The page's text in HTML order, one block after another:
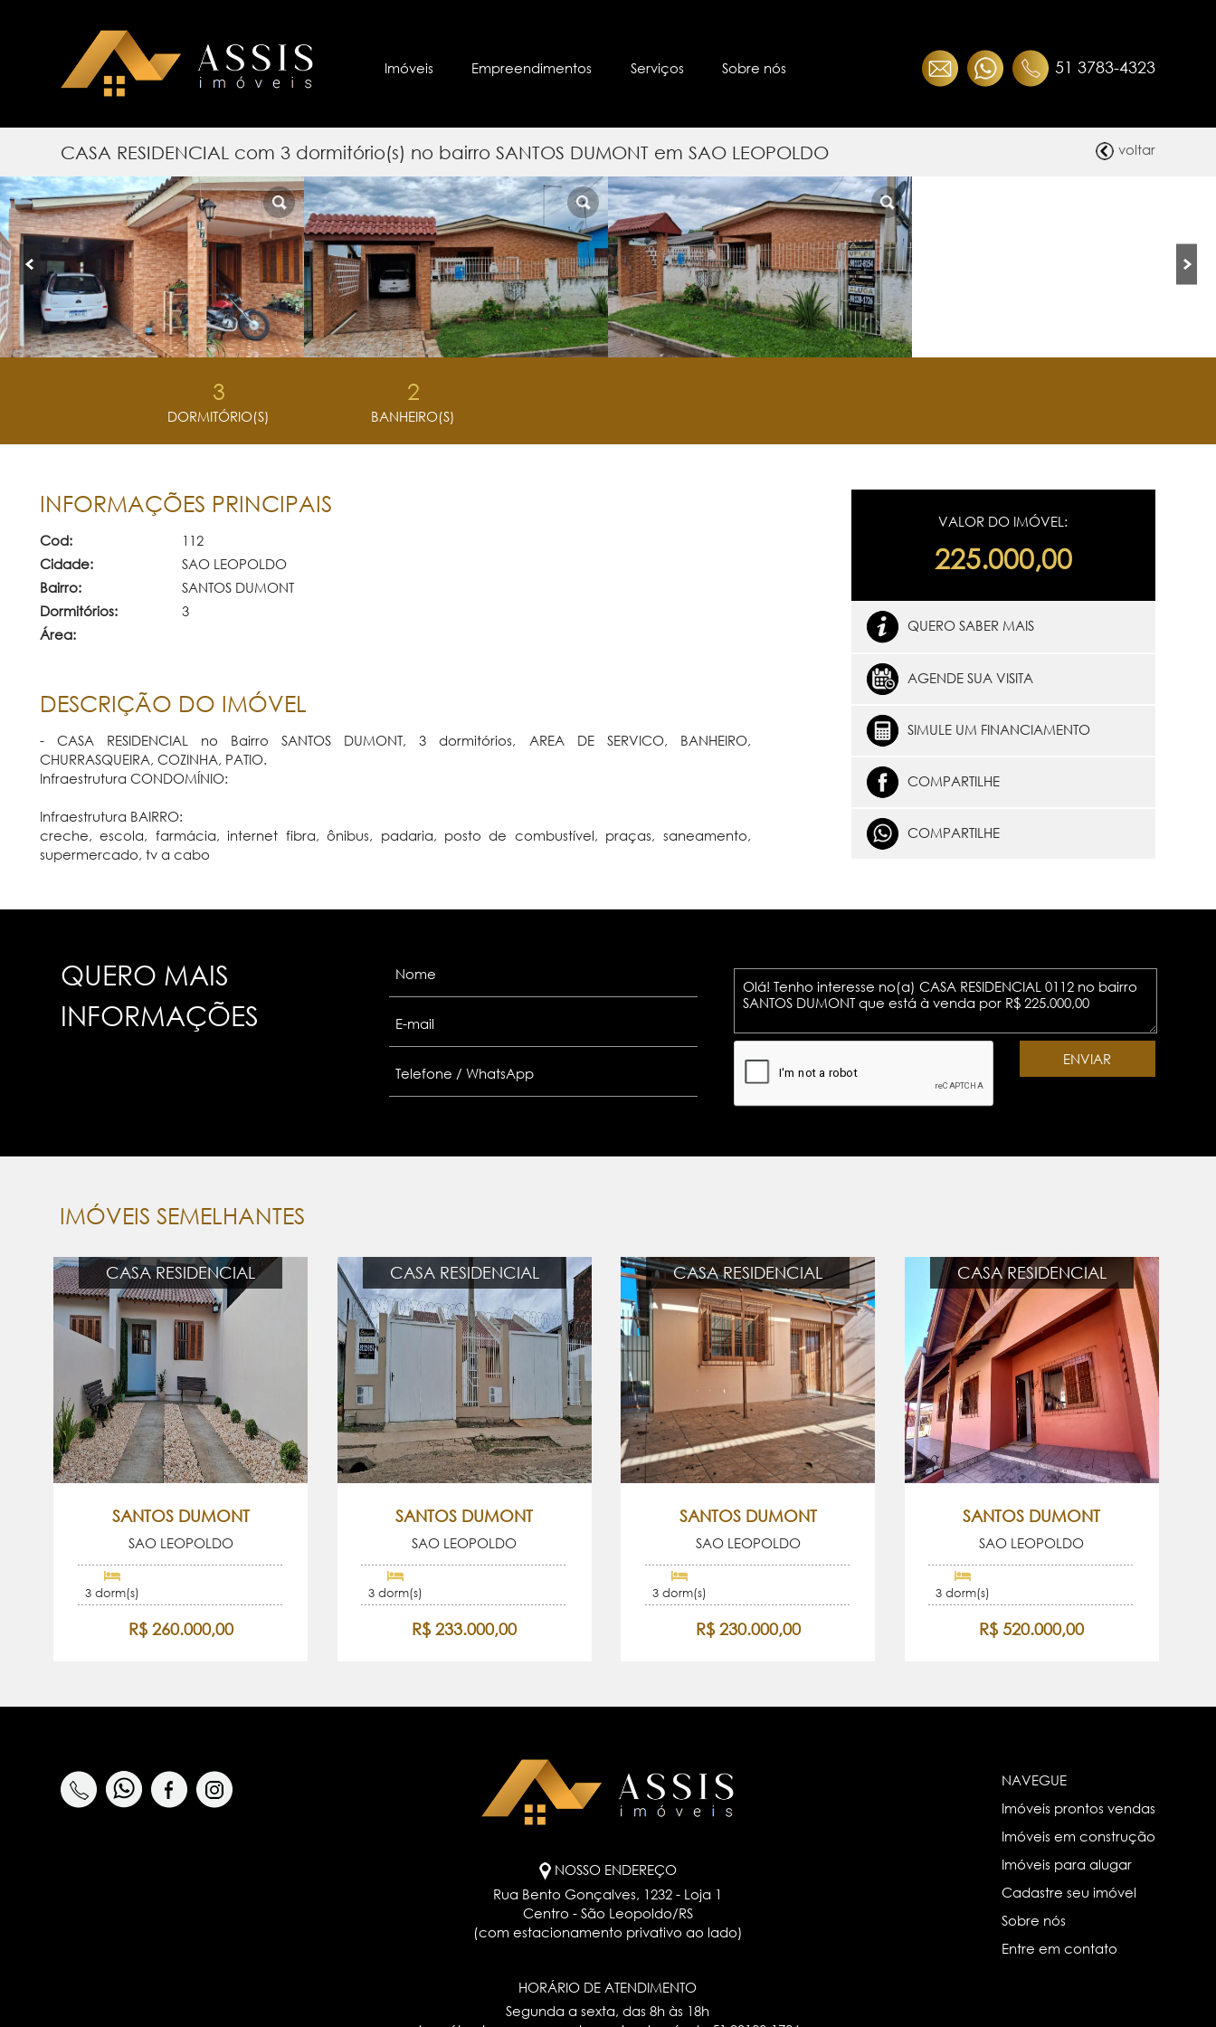
51 3783-4323
Imóveis Empreendimentos Serviços Sobre nós
CASA RESIDENCIAL com 3 dormitório(s) no bairro SANTOS DUMONT em SAO LEOPOLDO voltar
3
DORMITÓRIO(S)
2
BANHEIRO(S)
INFORMAÇÕES PRINCIPAIS
Cod:
112
Cidade:
SAO LEOPOLDO
Bairro:
SANTOS DUMONT
Dormitórios:
3
Área:
DESCRIÇÃO DO IMÓVEL
- CASA RESIDENCIAL no Bairro SANTOS DUMONT, 3 dormitórios, AREA DE SERVICO, BANHEIRO,
CHURRASQUEIRA, COZINHA, PATIO.
Infraestrutura CONDOMÍNIO:
Infraestrutura BAIRRO:
creche, escola, farmácia, internet fibra, ônibus, padaria, posto de combustível, praças, saneamento,
supermercado, tv a cabo
VALOR DO IMÓVEL:
225.000,00
QUERO SABER MAIS
AGENDE SUA VISITA
SIMULE UM FINANCIAMENTO
COMPARTILHE
COMPARTILHE
QUERO MAIS
INFORMAÇÕES
IMÓVEIS SEMELHANTES
CASA RESIDENCIAL
SANTOS DUMONT
SAO LEOPOLDO
3 dorm(s)
R$ 260.000,00
CASA RESIDENCIAL
SANTOS DUMONT
SAO LEOPOLDO
3 dorm(s)
R$ 233.000,00
CASA RESIDENCIAL
SANTOS DUMONT
SAO LEOPOLDO
3 dorm(s)
R$ 230.000,00
CASA RESIDENCIAL
SANTOS DUMONT
SAO LEOPOLDO
3 dorm(s)
R$ 520.000,00
NOSSO ENDEREÇO
Rua Bento Gonçalves, 1232 - Loja 1
Centro - São Leopoldo/RS
(com estacionamento privativo ao lado)
HORÁRIO DE ATENDIMENTO
Segunda a sexta, das 8h às 18h
NAVEGUE
Imóveis prontos vendas
Imóveis em construção
Imóveis para alugar
Cadastre seu imóvel
Sobre nós
Entre em contato